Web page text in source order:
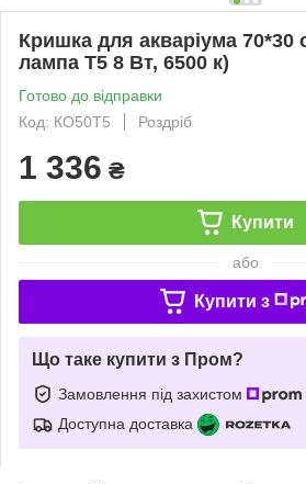
Кришка для акваріума
лампа Т5 8 Вт, 6500 к)
Готово до відправки
Код: КО50Т5
Роздріб
1 336 ₴
Купити
або
Купити з
Що таке купити з Пром?
Замовлення під захистом
Доступна доставка